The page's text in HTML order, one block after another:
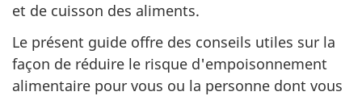
et de cuisson des aliments.
Le présent guide offre des conseils utiles sur la
façon de réduire le risque d'empoisonnement
alimentaire pour vous ou la personne dont vous